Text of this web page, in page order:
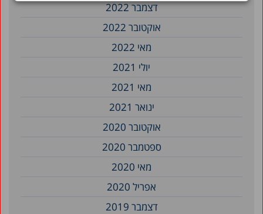
דצמבר 2022
אוקטובר 2022
מאי 2022
יולי 2021
מאי 2021
ינואר 2021
אוקטובר 2020
ספטמבר 2020
מאי 2020
אפריל 2020
דצמבר 2019